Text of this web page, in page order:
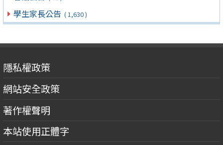
學生家長公告 ( 1,630 )
隱私權政策
網站安全政策
著作權聲明
本站使用正體字